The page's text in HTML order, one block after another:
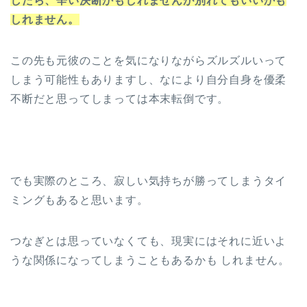
しれません。
この先も元彼のことを気になりながらズルズルいって
しまう可能性もありますし、なにより自分自身を優柔
不断だと思ってしまっては本末転倒です。
でも実際のところ、寂しい気持ちが勝ってしまうタイ
ミングもあると思います。
つなぎとは思っていなくても、現実にはそれに近いよ
うな関係になってしまうこともあるかも しれません。